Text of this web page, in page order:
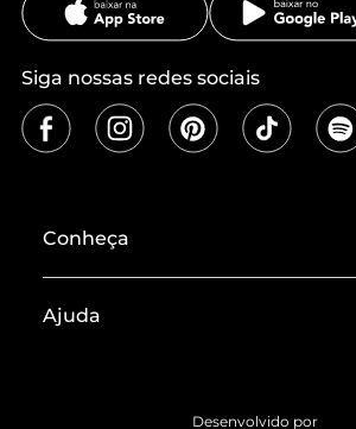
Siga nossas redes sociais
Conheça
Termos de Uso
Ajuda
Desenvolvido por